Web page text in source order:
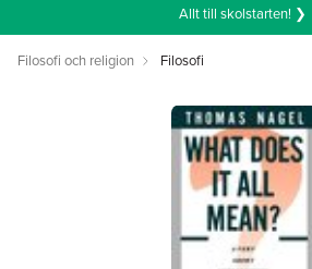
Allt till skolstarten! ❯
Filosofi och religion Filosofi